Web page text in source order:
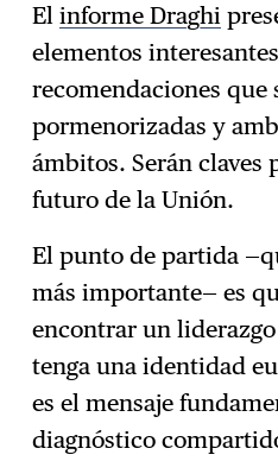
Elinforme Draghi
elementos
recomendaciones que
pormenorizadas y
ámbitos. Serán claves
futuro de la Unión.
El punto de partida
más importante— es
encontrar un
tenga una identidad
es el mensaje
diagnóstico